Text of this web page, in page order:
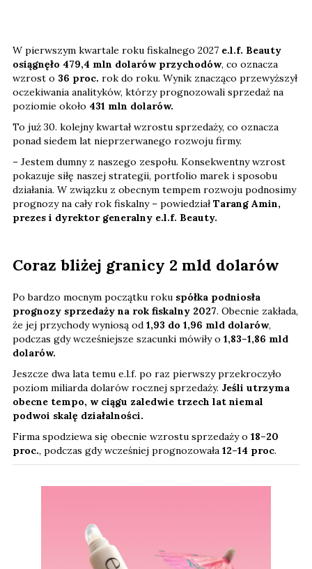
W pierwszym kwartale roku fiskalnego 2027 e.l.f. Beauty
osiągnęło 479,4 mln dolarów przychodów, co oznacza
wzrost o 36 proc. rok do roku. Wynik znacząco przewyższył
oczekiwania analityków, którzy prognozowali sprzedaż na
poziomie około 431 mln dolarów.
To już 30. kolejny kwartał wzrostu sprzedaży, co oznacza
ponad siedem lat nieprzerwanego rozwoju firmy.
– Jestem dumny z naszego zespołu. Konsekwentny wzrost
pokazuje siłę naszej strategii, portfolio marek i sposobu
działania. W związku z obecnym tempem rozwoju podnosimy
prognozy na cały rok fiskalny – powiedziałTarang Amin,
prezes i dyrektor generalny e.l.f. Beauty.
Coraz bliżej granicy 2 mld dolarów
Po bardzo mocnym początku roku spółka podniosła
prognozy sprzedaży na rok fiskalny 2027. Obecnie zakłada,
że jej przychody wyniosą od 1,93 do 1,96 mld dolarów,
podczas gdy wcześniejsze szacunki mówiły o 1,83–1,86 mld
dolarów.
Jeszcze dwa lata temu e.l.f. po raz pierwszy przekroczyło
poziom miliarda dolarów rocznej sprzedaży. Jeśli utrzyma
obecne tempo, w ciągu zaledwie trzech lat niemal
podwoi skalę działalności.
Firma spodziewa się obecnie wzrostu sprzedaży o 18–20
proc., podczas gdy wcześniej prognozowała 12–14 proc.